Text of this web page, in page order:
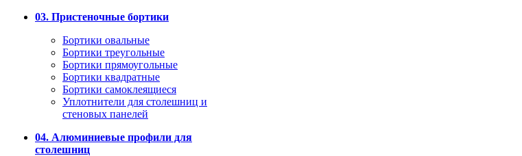
03. Пристеночные бортики
Бортики овальные
Бортики треугольные
Бортики прямоугольные
Бортики квадратные
Бортики самоклеящиеся
Уплотнители для столешниц и
стеновых панелей
04. Алюминиевые профили для
столешниц